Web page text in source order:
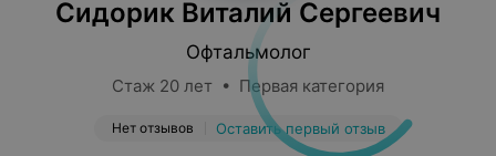
Сидорик Виталий Сергеевич
Офтальмолог
Стаж 20 лет • Первая категория
Нет отзывов Оставить первый отзыв